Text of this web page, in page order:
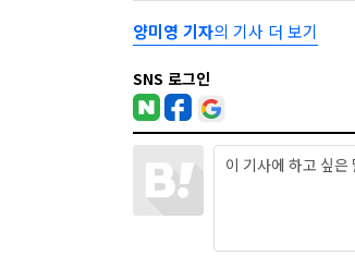
양미영 기자의 기사 더 보기
SNS 로그인